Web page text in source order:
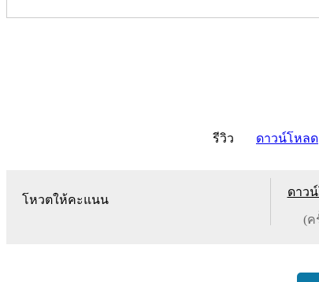
รีวิว ดาวน์โหลด
โหวตให้คะแนน
ดาว
(ค